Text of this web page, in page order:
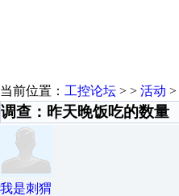
当前位置： 工控论坛 > > 活动 >
调查：昨天晚饭吃的数量
我是刺猬